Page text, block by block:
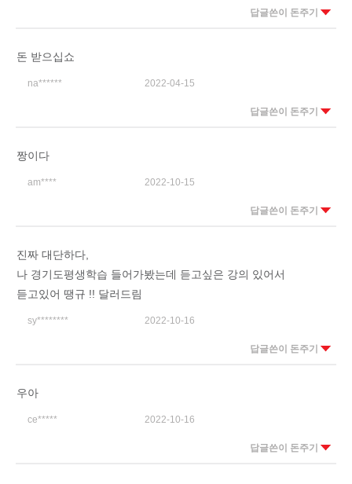
답글쓴이 돈주기
돈 받으십쇼
na****** 2022-04-15
답글쓴이 돈주기
짱이다
am**** 2022-10-15
답글쓴이 돈주기
진짜 대단하다,
나 경기도평생학습 들어가봤는데 듣고싶은 강의 있어서
듣고있어 땡규 !! 달러드림
sy******** 2022-10-16
답글쓴이 돈주기
우아
ce***** 2022-10-16
답글쓴이 돈주기